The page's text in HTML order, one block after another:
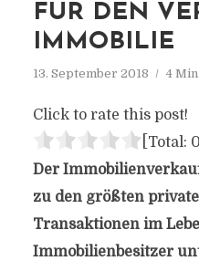
FÜR DEN
IMMOBILIE
13. September 2018 4
Click to rate this post!
[Total: 0
Der
zu den größten
Transaktionen im
Immobilienbesitzer